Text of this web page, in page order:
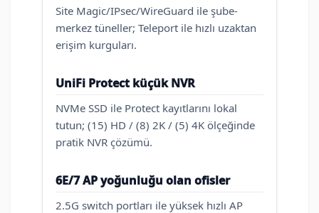
Site Magic/IPsec/WireGuard ile şube-
merkez tüneller; Teleport ile hızlı uzaktan
erişim kurguları.
UniFi Protect küçük NVR
NVMe SSD ile Protect kayıtlarını lokal
tutun; (15) HD / (8) 2K / (5) 4K ölçeğinde
pratik NVR çözümü.
6E/7 AP yoğunluğu olan ofisler
2.5G switch portları ile yüksek hızlı AP